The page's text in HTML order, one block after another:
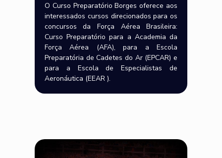
O Curso Preparatório Borges oferece aos
interessados cursos direcionados para os
concursos da Força Aérea Brasileira:
Curso Preparatório para a Academia da
Força Aérea (AFA), para a Escola
Preparatória de Cadetes do Ar (EPCAR) e
para a Escola de Especialistas de
Aeronáutica (EEAR ).